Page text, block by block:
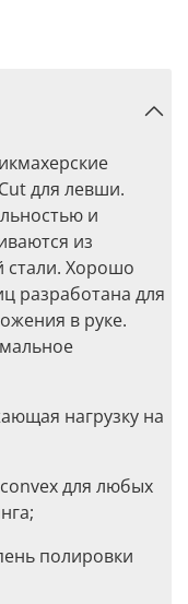
для левши.
и
из
стали. Хорошо
разработана для
в руке.
нагрузку на
для любых
полировки